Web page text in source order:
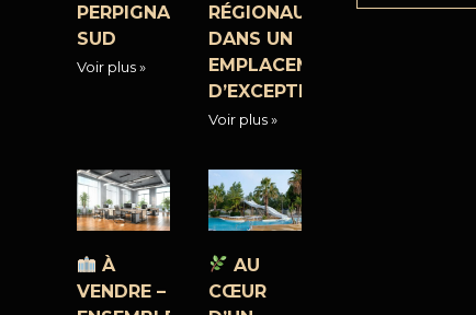
PERPIGNAN
SUD
Voir plus »
RÉGIONAUX
DANS UN
EMPLACEMENT
D’EXCEPTION
Voir plus »
À
VENDRE –
AU
CŒUR